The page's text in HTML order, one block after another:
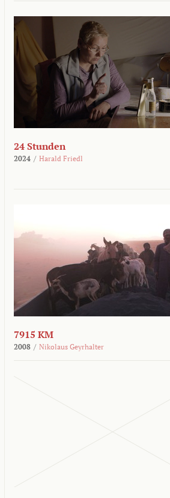
24 Stunden
2024 / Harald Friedl
7915 KM
2008 / Nikolaus Geyrhalter